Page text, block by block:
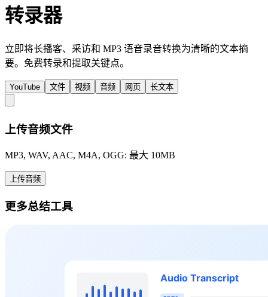
转录器
立即将长播客、采访和 MP3 语音录音转换为清晰的文本摘
要。免费转录和提取关键点。
YouTube 文件 视频 音频 网页 长文本
上传音频文件
MP3, WAV, AAC, M4A, OGG: 最大 10MB
上传音频
更多总结工具